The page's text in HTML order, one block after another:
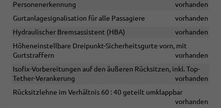
Personenerkennung
vorhanden
Gurtanlagesignalisation für alle Passagiere
vorhanden
Hydraulischer Bremsassistent (HBA)
vorhanden
Höheneinstellbare Dreipunkt-Sicherheitsgurte vorn, mit
Gurtstraffern
vorhanden
Isofix-Vorbereitungen auf den äußeren Rücksitzen, inkl. Top-
Tether-Verankerung
vorhanden
Rücksitzlehne im Verhältnis 60 : 40 geteilt umklappbar
vorhanden